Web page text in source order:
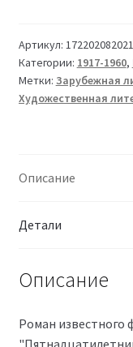
Артикул: 172202082021
Категории: 1917-1960,
Метки: Зарубежная
Художественная
Описание
Детали
Описание
Роман известного